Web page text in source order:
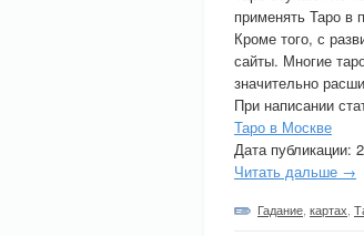
применять Таро в
Кроме того, с
сайты. Многие
значительно
При написании
Таро в Москве
Дата публикации:
Читать дальше →
Гадание картах